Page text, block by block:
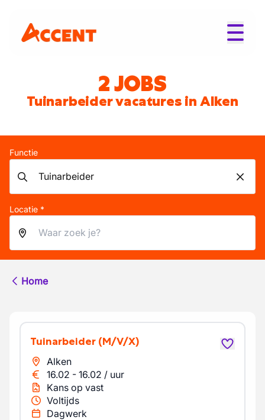
2 JOBS
Tuinarbeider vacatures in Alken
Functie
Locatie *
Home
Tuinarbeider (M/V/X)
Alken
16.02 - 16.02 / uur
Kans op vast
Voltijds
Dagwerk